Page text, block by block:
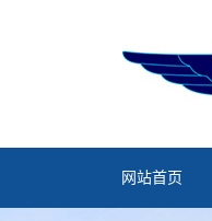
网站首页